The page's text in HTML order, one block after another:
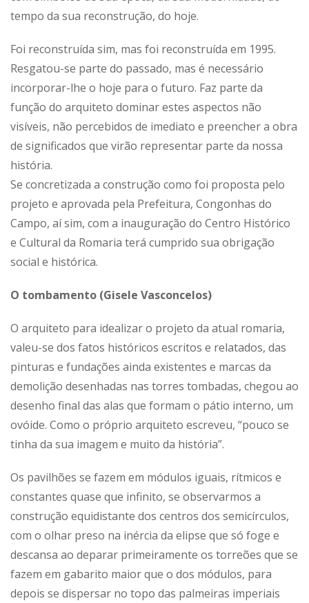
tempo da sua reconstrução, do hoje.
Foi reconstruída sim, mas foi reconstruída em 1995.
Resgatou-se parte do passado, mas é necessário
incorporar-lhe o hoje para o futuro. Faz parte da
função do arquiteto dominar estes aspectos não
visíveis, não percebidos de imediato e preencher a obra
de significados que virão representar parte da nossa
história.
Se concretizada a construção como foi proposta pelo
projeto e aprovada pela Prefeitura, Congonhas do
Campo, aí sim, com a inauguração do Centro Histórico
e Cultural da Romaria terá cumprido sua obrigação
social e histórica.
O tombamento (Gisele Vasconcelos)
O arquiteto para idealizar o projeto da atual romaria,
valeu-se dos fatos históricos escritos e relatados, das
pinturas e fundações ainda existentes e marcas da
demolição desenhadas nas torres tombadas, chegou ao
desenho final das alas que formam o pátio interno, um
ovóide. Como o próprio arquiteto escreveu, “pouco se
tinha da sua imagem e muito da história”.
Os pavilhões se fazem em módulos iguais, rítmicos e
constantes quase que infinito, se observarmos a
construção equidistante dos centros dos semicírculos,
com o olhar preso na inércia da elipse que só foge e
descansa ao deparar primeiramente os torreões que se
fazem em gabarito maior que o dos módulos, para
depois se dispersar no topo das palmeiras imperiais